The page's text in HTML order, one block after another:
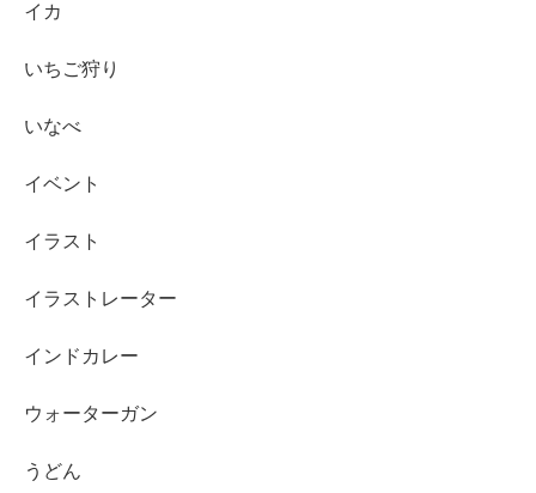
イカ
いちご狩り
いなべ
イベント
イラスト
イラストレーター
インドカレー
ウォーターガン
うどん